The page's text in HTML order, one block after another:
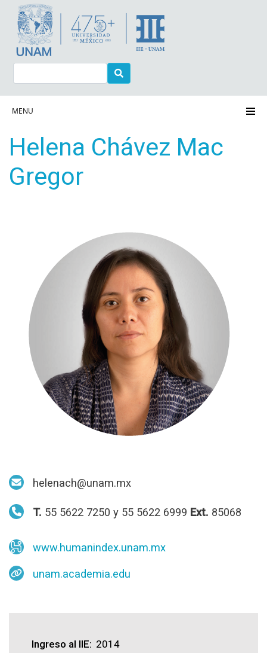
al
contenido
principal
Navegación principal
MENU
Helena Chávez Mac
Gregor
helenach@unam.mx
T. 55 5622 7250 y 55 5622 6999 Ext. 85068
www.humanindex.unam.mx
unam.academia.edu
Ingreso al IIE
2014